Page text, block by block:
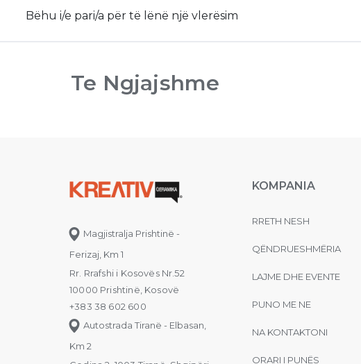
Bëhu i/e pari/a për të lënë një vlerësim
Te Ngjajshme
Magjistralja Prishtinë -
Ferizaj, Km 1
Rr. Rrafshi i Kosovës Nr.52
10000 Prishtinë, Kosovë
+383 38 602 600
Autostrada Tiranë - Elbasan,
Km 2
KOMPANIA
RRETH NESH
QËNDRUESHMËRIA
LAJME DHE EVENTE
PUNO ME NE
NA KONTAKTONI
ORARI I PUNËS